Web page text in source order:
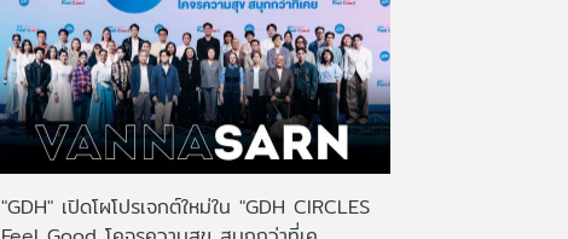
"GDH" เปิดโผโปรเจกต์ใหม่ใน "GDH CIRCLES